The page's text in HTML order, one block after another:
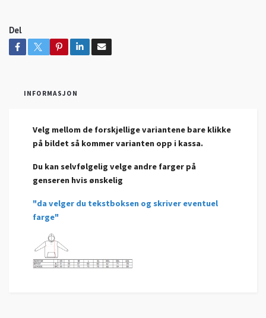
Del
INFORMASJON
Velg mellom de forskjellige variantene bare klikke
på bildet så kommer varianten opp i kassa.
Du kan selvfølgelig velge andre farger på
genseren hvis ønskelig
"da velger du tekstboksen og skriver eventuel
farge"